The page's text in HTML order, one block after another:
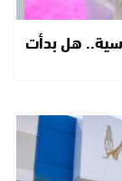
هل بدأت